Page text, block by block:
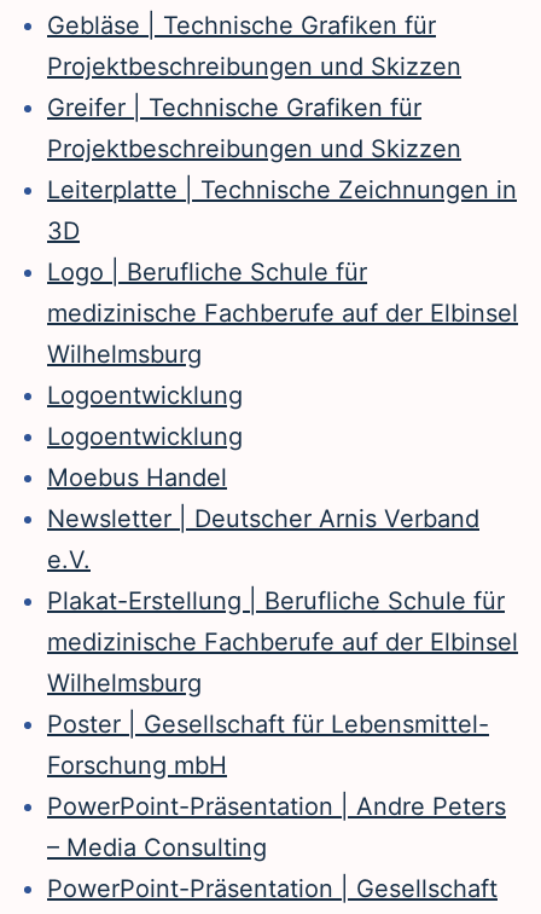
Gebläse | Technische Grafiken für
Projektbeschreibungen und Skizzen
Greifer | Technische Grafiken für
Projektbeschreibungen und Skizzen
Leiterplatte | Technische Zeichnungen in
3D
Logo | Berufliche Schule für
medizinische Fachberufe auf der Elbinsel
Wilhelmsburg
Logoentwicklung
Logoentwicklung
Moebus Handel
Newsletter | Deutscher Arnis Verband
e.V.
Plakat-Erstellung | Berufliche Schule für
medizinische Fachberufe auf der Elbinsel
Wilhelmsburg
Poster | Gesellschaft für Lebensmittel-
Forschung mbH
PowerPoint-Präsentation | Andre Peters
– Media Consulting
PowerPoint-Präsentation | Gesellschaft